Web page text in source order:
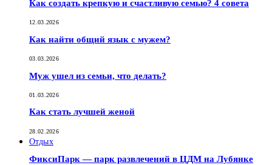
Как создать крепкую и счастливую семью? 4 совета
12.03.2026
Как найти общий язык с мужем?
03.03.2026
Муж ушел из семьи, что делать?
01.03.2026
Как стать лучшей женой
28.02.2026
Отдых
ФиксиПарк — парк развлечений в ЦДМ на Лубянке